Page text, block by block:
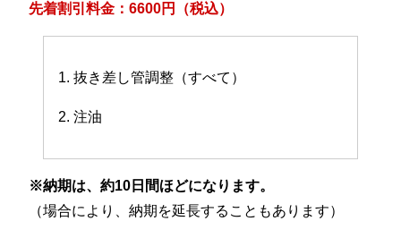
先着割引料金：6600円（税込）
1. 抜き差し管調整（すべて）
2. 注油
※納期は、約10日間ほどになります。
（場合により、納期を延長することもあります）